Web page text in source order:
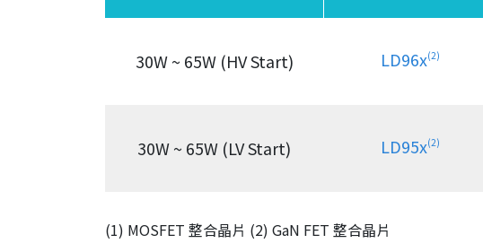
30W ~ 65W (HV Start) LD96x(2)
30W ~ 65W (LV Start) LD95x(2)
(1) MOSFET 整合晶片 (2) GaN FET 整合晶片